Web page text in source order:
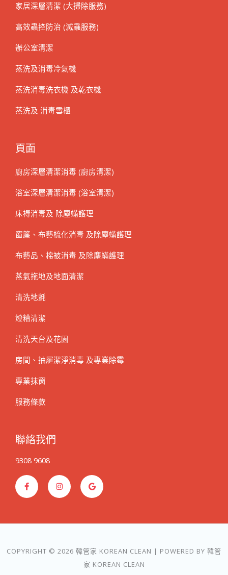
家居深層清潔 (大掃除服務)
高效蟲控防治 (滅蟲服務)
辦公室清潔
蒸洗及消毒冷氣機
蒸洗消毒洗衣機 及乾衣機
蒸洗及 消毒雪櫃
頁面
廚房深層清潔消毒 (廚房清潔)
浴室深層清潔消毒 (浴室清潔)
床褥消毒及 除塵蟎護理
窗簾、布藝梳化消毒 及除塵蟎護理
布藝品、棉被消毒 及除塵蟎護理
蒸氣拖地及地面清潔
清洗地氈
燈糟清潔
清洗天台及花園
房間、抽屜潔淨消毒 及專業除霉
專業抹窗
服務條款
聯絡我們
9308 9608
F
a
c
e
o
f
I
n
t
r
G
o
o
g
COPYRIGHT © 2026 韓管家 KOREAN CLEAN | POWERED BY 韓管
家 KOREAN CLEAN